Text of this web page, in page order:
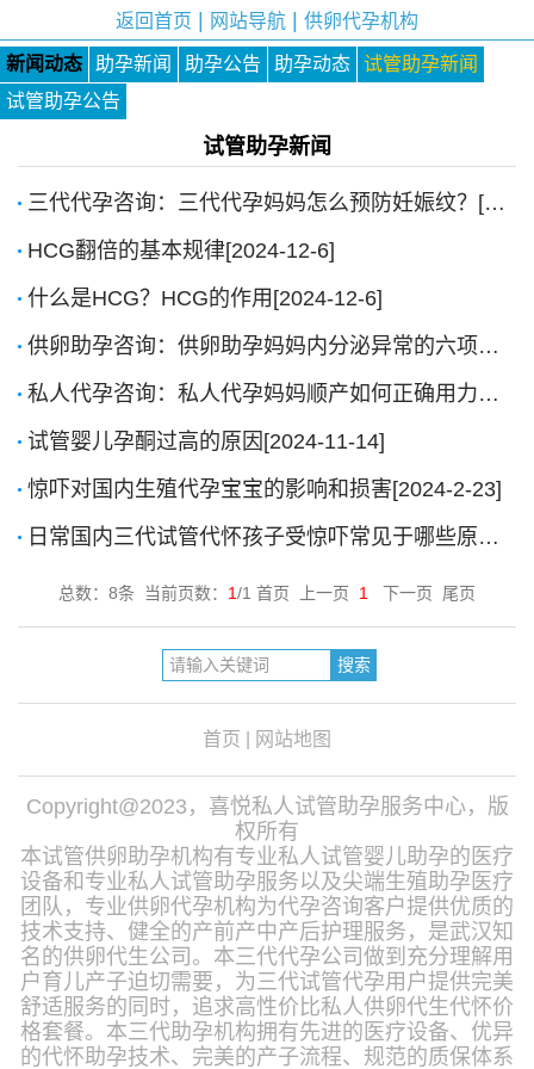
返回首页 网站导航 供卵代孕机构
新闻动态 助孕新闻 助孕公告 助孕动态
试管助孕新闻
试管助孕公告
试管助孕新闻
三代代孕咨询：三代代孕妈妈怎么预防妊娠纹？[2024-12-6]
HCG翻倍的基本规律[2024-12-6]
什么是HCG？HCG的作用[2024-12-6]
供卵助孕咨询：供卵助孕妈妈内分泌异常的六项检查[2024-11-14]
私人代孕咨询：私人代孕妈妈顺产如何正确用力？[2024-11-14]
试管婴儿孕酮过高的原因[2024-11-14]
惊吓对国内生殖代孕宝宝的影响和损害[2024-2-23]
日常国内三代试管代怀孩子受惊吓常见于哪些原因？[2024-2-23]
总数：8条 当前页数： 1/1 首页 上一页 1 下一页 尾页
首页 网站地图
Copyright@2023，喜悦私人试管助孕服务中心，版
权所有
本试管供卵助孕机构有专业私人试管婴儿助孕的医疗
设备和专业私人试管助孕服务以及尖端生殖助孕医疗
团队，专业供卵代孕机构为代孕咨询客户提供优质的
技术支持、健全的产前产中产后护理服务，是武汉知
名的供卵代生公司。本三代代孕公司做到充分理解用
户育儿产子迫切需要，为三代试管代孕用户提供完美
舒适服务的同时，追求高性价比私人供卵代生代怀价
格套餐。本三代助孕机构拥有先进的医疗设备、优异
的代怀助孕技术、完美的产子流程、规范的质保体系